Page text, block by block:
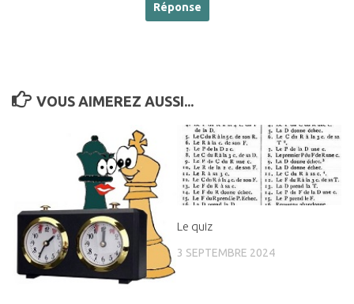
VOUS AIMEREZ AUSSI...
Le quiz
3 SEPTEMBRE 2024